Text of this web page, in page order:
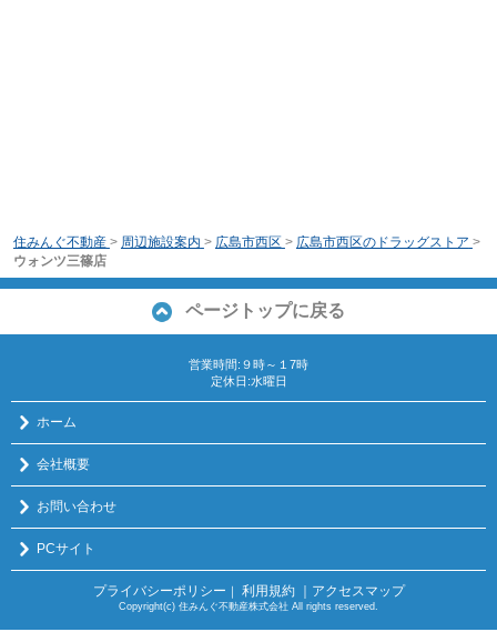
住みんぐ不動産 > 周辺施設案内 > 広島市西区 > 広島市西区のドラッグストア >
ウォンツ三篠店
ページトップに戻る
営業時間:９時～１7時
定休日:水曜日
ホーム
会社概要
お問い合わせ
PCサイト
プライバシーポリシー ｜ 利用規約 ｜アクセスマップ
Copyright(c) 住みんぐ不動産株式会社 All rights reserved.